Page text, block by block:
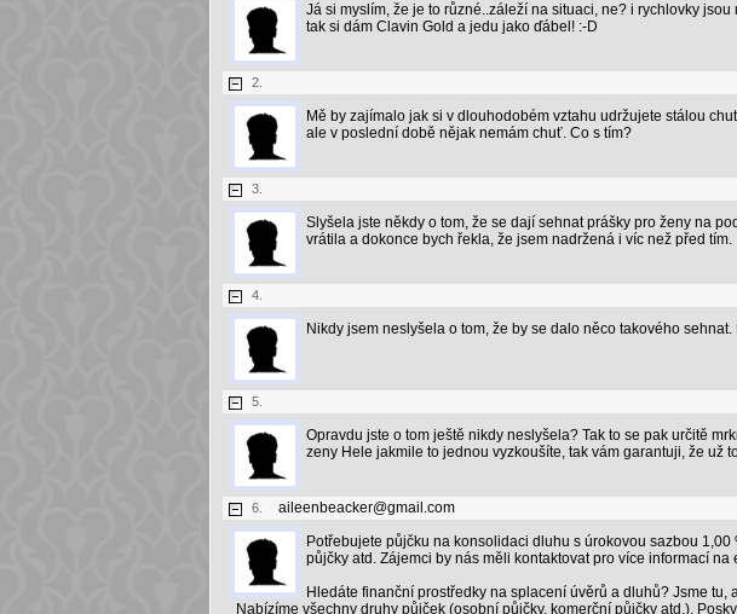
Já si myslím, že je to různé..záleží na situaci, ne? i rychlovky
tak si dám Clavin Gold a jedu jako ďábel! :-D
2.
Mě by zajímalo jak si v dlouhodobém vztahu udržujete stálou
ale v poslední době nějak nemám chuť. Co s tím?
3.
Slyšela jste někdy o tom, že se dají sehnat prášky pro ženy na
vrátila a dokonce bych řekla, že jsem nadržená i víc než před tím.
4.
Nikdy jsem neslyšela o tom, že by se dalo něco takového sehnat.
5.
Opravdu jste o tom ještě nikdy neslyšela? Tak to se pak určitě
zeny Hele jakmile to jednou vyzkoušíte, tak vám garantuji, že už
6.
aileenbeacker@gmail.com
Potřebujete půjčku na konsolidaci dluhu s úrokovou sazbou
půjčky atd. Zájemci by nás měli kontaktovat pro více informací
Hledáte finanční prostředky na splacení úvěrů a dluhů? Jsme tu,
Nabízíme všechny druhy půjček (osobní půjčky, komerční půjčky atd.).